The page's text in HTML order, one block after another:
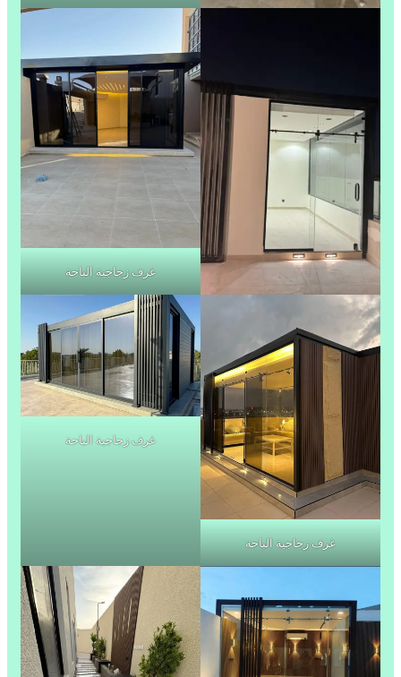
غرف زجاجية الباحة
غرف زجاجية الباحة
غرف زجاجية الباحة